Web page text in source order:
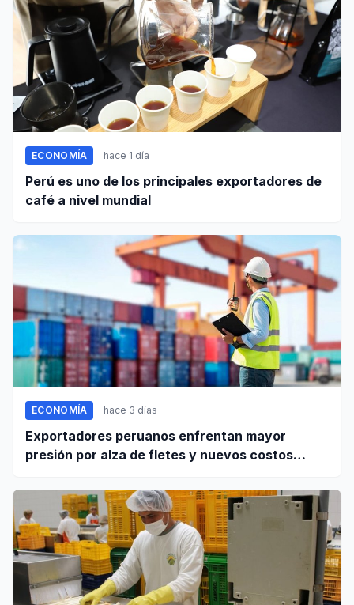
ECONOMÍA hace 1 día
Perú es uno de los principales exportadores de
café a nivel mundial
ECONOMÍA hace 3 días
Exportadores peruanos enfrentan mayor
presión por alza de fletes y nuevos costos